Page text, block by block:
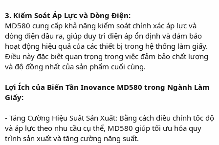
3. Kiểm Soát Áp Lực và Dòng Điện:
MD580 cung cấp khả năng kiểm soát chính xác áp lực và
dòng điện đầu ra, giúp duy trì điện áp ổn định và đảm bảo
hoạt động hiệu quả của các thiết bị trong hệ thống làm giấy.
Điều này đặc biệt quan trọng trong việc đảm bảo chất lượng
và độ đồng nhất của sản phẩm cuối cùng.
Lợi Ích của Biến Tần Inovance MD580 trong Ngành Làm
Giấy:
- Tăng Cường Hiệu Suất Sản Xuất: Bằng cách điều chỉnh tốc độ
và áp lực theo nhu cầu cụ thể, MD580 giúp tối ưu hóa quy
trình sản xuất và tăng cường năng suất.